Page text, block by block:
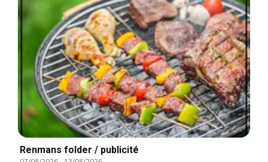
Renmans folder / publicité